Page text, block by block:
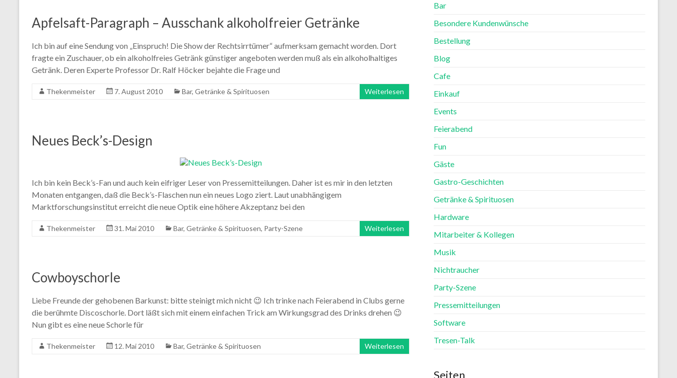
Apfelsaft-Paragraph – Ausschank alkoholfreier Getränke
Ich bin auf eine Sendung von „Einspruch! Die Show der Rechtsirrtümer“ aufmerksam gemacht worden. Dort
fragte ein Zuschauer, ob ein alkoholfreies Getränk günstiger angeboten werden muß als ein alkoholhaltiges
Getränk. Deren Experte Professor Dr. Ralf Höcker bejahte die Frage und
Thekenmeister 7. August 2010 Bar, Getränke & Spirituosen Weiterlesen
Neues Beck’s-Design
Ich bin kein Beck’s-Fan und auch kein eifriger Leser von Pressemitteilungen. Daher ist es mir in den letzten
Monaten entgangen, daß die Beck’s-Flaschen nun ein neues Logo ziert. Laut unabhängigem
Marktforschungsinstitut erreicht die neue Optik eine höhere Akzeptanz bei den
Thekenmeister 31. Mai 2010 Bar, Getränke & Spirituosen, Party-Szene Weiterlesen
Cowboyschorle
Liebe Freunde der gehobenen Barkunst: bitte steinigt mich nicht 😉 Ich trinke nach Feierabend in Clubs gerne
die berühmte Discoschorle. Dort läßt sich mit einem einfachen Trick am Wirkungsgrad des Drinks drehen 😉
Nun gibt es eine neue Schorle für
Thekenmeister 12. Mai 2010 Bar, Getränke & Spirituosen Weiterlesen
Bar
Besondere Kundenwünsche
Bestellung
Blog
Cafe
Einkauf
Events
Feierabend
Fun
Gäste
Gastro-Geschichten
Getränke & Spirituosen
Hardware
Mitarbeiter & Kollegen
Musik
Nichtraucher
Party-Szene
Pressemitteilungen
Software
Tresen-Talk
Seiten